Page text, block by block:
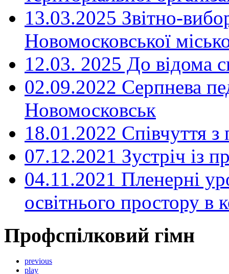
13.03.2025 Звітно-
Новомосковської
12.03. 2025 До відома
02.09.2022 Серпнева
Новомосковськ
18.01.2022 Співчуття з
07.12.2021 Зустріч із
04.11.2021 Пленерні
освітнього простору
Профспілковий гімн
previous
play